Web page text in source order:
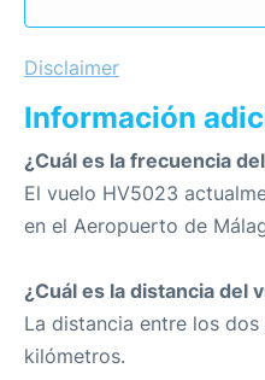
Disclaimer
Información
¿Cuál es la frecuencia
El vuelo HV5023
en el Aeropuerto de
¿Cuál es la distancia del
La distancia entre los
kilómetros.